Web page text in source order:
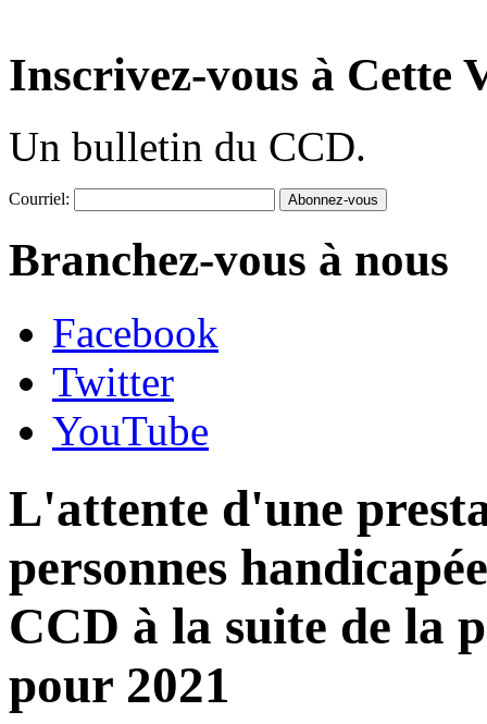
Inscrivez-vous à Cette
Un bulletin du CCD.
Courriel:
Branchez-vous à nous
Facebook
Twitter
YouTube
L'attente d'une
personnes
CCD à la suite de la
pour 2021